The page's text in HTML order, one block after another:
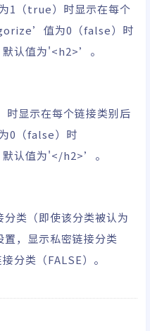
1（true）时显示在每个
值为0（false）时
认值为'<h2>’。
显示在每个链接类别后
0（false）时
认值为'</h2>’。
分类（即使该分类被认为
，显示私密链接分类
分类（FALSE）。